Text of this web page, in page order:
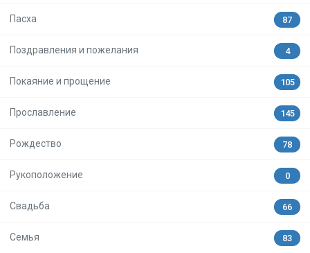
Пасха 87
Поздравления и пожелания 4
Покаяние и прощение 105
Прославление 145
Рождество 78
Рукоположение 0
Свадьба 66
Семья 83